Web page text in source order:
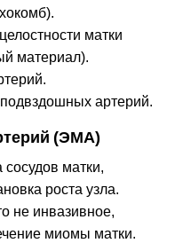
матки
материал).
артерий.
(ЭМА)
матки,
роста узла.
не инвазивное,
миомы матки.